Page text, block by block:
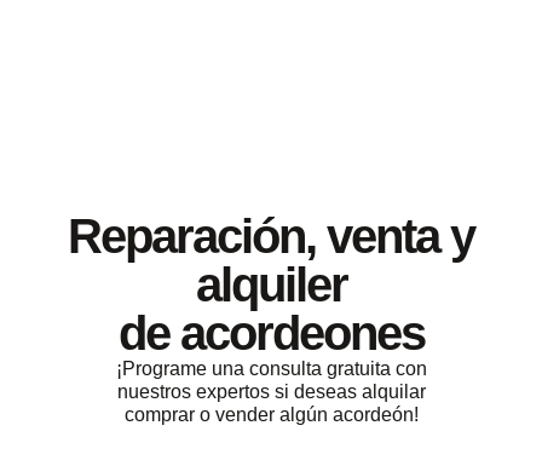
Reparación, venta y
alquiler
de acordeones
¡Programe una consulta gratuita con
nuestros expertos si deseas alquilar
comprar o vender algún acordeón!